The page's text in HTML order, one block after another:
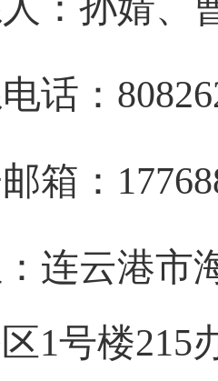
话：
箱：
连云港市
1号楼215